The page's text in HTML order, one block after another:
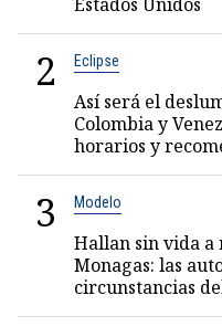
2 Eclipse
Así será el
Colombia y
horarios y
3 Modelo
Hallan sin vida a
Monagas: las
circunstancias